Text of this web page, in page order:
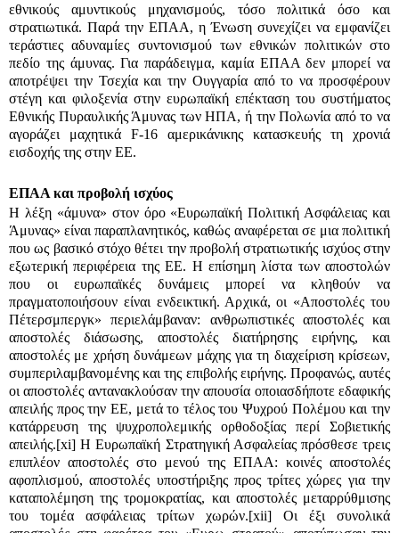
εθνικούς αμυντικούς μηχανισμούς, τόσο πολιτικά όσο και
στρατιωτικά. Παρά την ΕΠΑΑ, η Ένωση συνεχίζει να εμφανίζει
τεράστιες αδυναμίες συντονισμού των εθνικών πολιτικών στο
πεδίο της άμυνας. Για παράδειγμα, καμία ΕΠΑΑ δεν μπορεί να
αποτρέψει την Τσεχία και την Ουγγαρία από το να προσφέρουν
στέγη και φιλοξενία στην ευρωπαϊκή επέκταση του συστήματος
Εθνικής Πυραυλικής Άμυνας των ΗΠΑ, ή την Πολωνία από το να
αγοράζει μαχητικά F-16 αμερικάνικης κατασκευής τη χρονιά
εισδοχής της στην ΕΕ.
ΕΠΑΑ και προβολή ισχύος
Η λέξη «άμυνα» στον όρο «Ευρωπαϊκή Πολιτική Ασφάλειας και
Άμυνας» είναι παραπλανητικός, καθώς αναφέρεται σε μια πολιτική
που ως βασικό στόχο θέτει την προβολή στρατιωτικής ισχύος στην
εξωτερική περιφέρεια της ΕΕ. Η επίσημη λίστα των αποστολών
που οι ευρωπαϊκές δυνάμεις μπορεί να κληθούν να
πραγματοποιήσουν είναι ενδεικτική. Αρχικά, οι «Αποστολές του
Πέτερσμπεργκ» περιελάμβαναν: ανθρωπιστικές αποστολές και
αποστολές διάσωσης, αποστολές διατήρησης ειρήνης, και
αποστολές με χρήση δυνάμεων μάχης για τη διαχείριση κρίσεων,
συμπεριλαμβανομένης και της επιβολής ειρήνης. Προφανώς, αυτές
οι αποστολές αντανακλούσαν την απουσία οποιασδήποτε εδαφικής
απειλής προς την ΕΕ, μετά το τέλος του Ψυχρού Πολέμου και την
κατάρρευση της ψυχροπολεμικής ορθοδοξίας περί Σοβιετικής
απειλής.[xi] Η Ευρωπαϊκή Στρατηγική Ασφαλείας πρόσθεσε τρεις
επιπλέον αποστολές στο μενού της ΕΠΑΑ: κοινές αποστολές
αφοπλισμού, αποστολές υποστήριξης προς τρίτες χώρες για την
καταπολέμηση της τρομοκρατίας, και αποστολές μεταρρύθμισης
του τομέα ασφάλειας τρίτων χωρών.[xii] Οι έξι συνολικά